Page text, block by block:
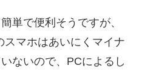
単で便利そうですが、
マホはあいにくマイナ
ないので、PCによるし